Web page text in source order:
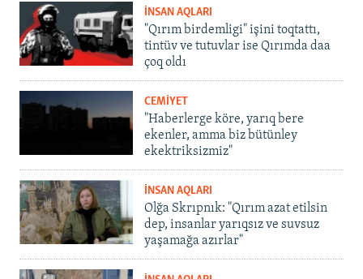
İNSAN AQLARI
"Qırım birdemligi" işini toqtattı,
tintüv ve tutuvlar ise Qırımda daa
çoq oldı
CEMİYET
"Haberlerge köre, yarıq bere
ekenler, amma biz bütünley
ekektriksizmiz"
İNSAN AQLARI
Olğa Skrıpnık: "Qırım azat etilsin
dep, insanlar yarıqsız ve suvsuz
yaşamağa azırlar"